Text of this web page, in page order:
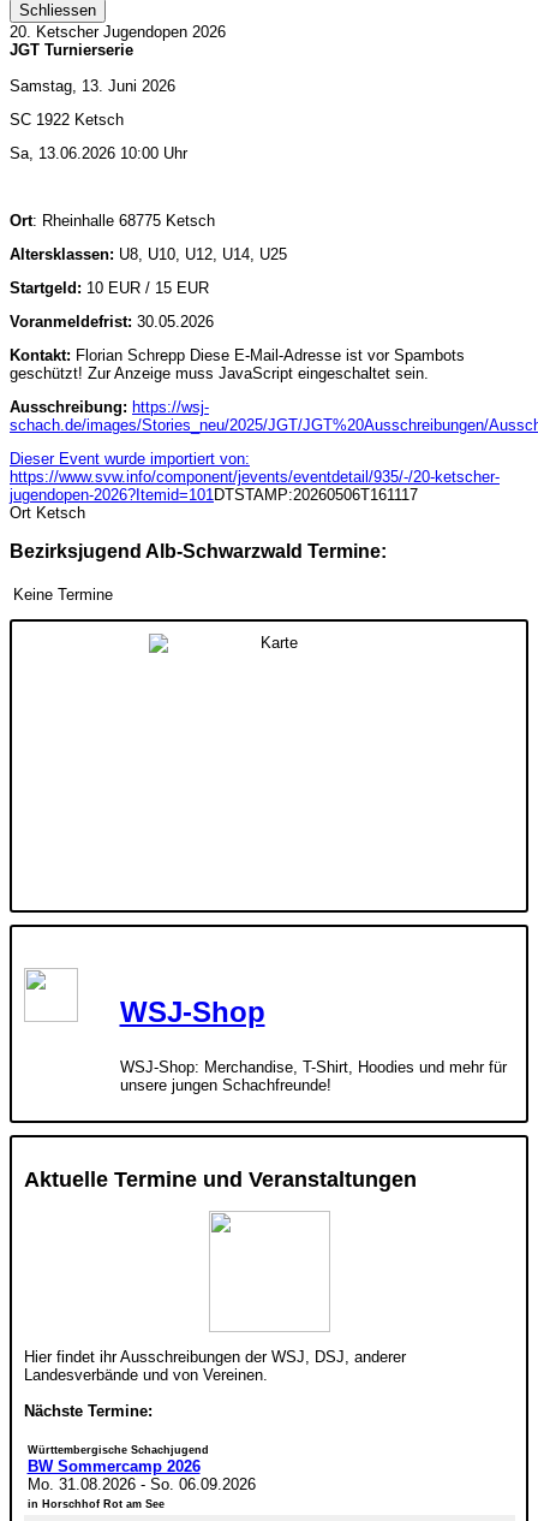
Schliessen
20. Ketscher Jugendopen 2026
JGT Turnierserie
Samstag, 13. Juni 2026
SC 1922 Ketsch
Sa, 13.06.2026 10:00 Uhr
Ort: Rheinhalle 68775 Ketsch
Altersklassen: U8, U10, U12, U14, U25
Startgeld: 10 EUR / 15 EUR
Voranmeldefrist: 30.05.2026
Kontakt: Florian Schrepp Diese E-Mail-Adresse ist vor Spambots
geschützt! Zur Anzeige muss JavaScript eingeschaltet sein.
Ausschreibung: https://wsj-
schach.de/images/Stories_neu/2025/JGT/JGT%20Ausschreibungen/
Dieser Event wurde importiert von:
https://www.svw.info/component/jevents/eventdetail/935/-/20-ketscher-
jugendopen-2026?Itemid=101DTSTAMP:20260506T161117
Ort Ketsch
Bezirksjugend Alb-Schwarzwald Termine:
Keine Termine
WSJ-Shop
WSJ-Shop: Merchandise, T-Shirt, Hoodies und mehr für
unsere jungen Schachfreunde!
Aktuelle Termine und Veranstaltungen
Hier findet ihr Ausschreibungen der WSJ, DSJ, anderer
Landesverbände und von Vereinen.
Nächste Termine:
Württembergische Schachjugend
BW Sommercamp 2026
Mo. 31.08.2026- So. 06.09.2026
in Horschhof Rot am See